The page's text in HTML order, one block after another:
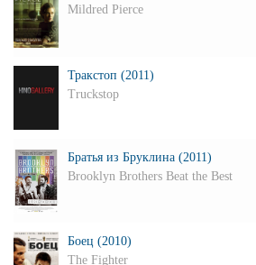
Mildred Pierce
Тракстоп (2011)
Truckstop
Братья из Бруклина (2011)
Brooklyn Brothers Beat the Best
Боец (2010)
The Fighter